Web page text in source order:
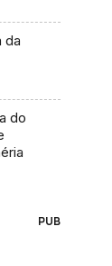
da
do
PUB